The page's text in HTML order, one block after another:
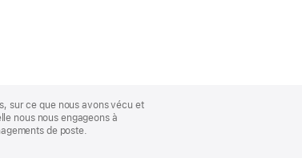
sur ce que nous avons vécu et
nous nous engageons à
de poste.